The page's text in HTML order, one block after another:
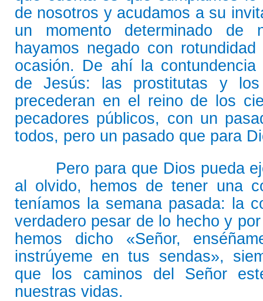
de nosotros y acudamos a su
un momento determinado de
hayamos negado con
ocasión. De ahí la
de Jesús: las prostitutas y los
precederan en el reino de los
pecadores públicos, con un
todos, pero un pasado que para
Pero para que Dios pueda
al olvido, hemos de tener una
teníamos la semana pasada: la
verdadero pesar de lo hecho y
hemos dicho «Señor,
instrúyeme en tus sendas»,
que los caminos del Señor
nuestras vidas.